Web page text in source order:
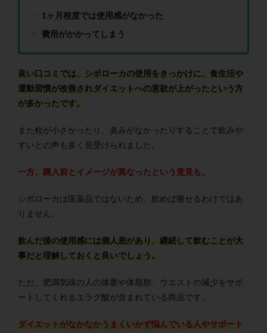
1ヶ月程度では使用感がなかった
費用がかかってしまう
良い口コミでは、シボローカの使用をきっかけに、食生活や
運動習慣が改善されダイエットへの意欲が上がったという方
が多かったです。
また粒が小さかったり、臭みがなかったりすることで飲みや
すいとの声も多く見受けられました。
一方、購入前とイメージが異なったという意見も。
シボローカは医薬品ではないため、飲めば痩せるわけではあ
りません。
飲んだ後の使用感には個人差があり、継続して飲むことが大
事だと理解しておくと良いでしょう。
ただ、肥満気味の人の体重や体脂肪、ウエストの減少をサポ
ートしてくれるエラグ酸が含まれている商品です。
ダイエットがなかなかうまくいかず悩んでいる人やサポート